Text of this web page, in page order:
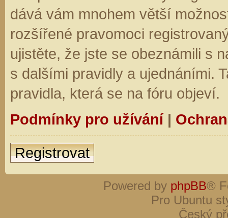
dává vám mnohem větší
rozšířené pravomoci
ujistěte, že jste se obeznámili s
s dalšími pravidly a ujednáními.
pravidla, která se na fóru objeví.
Podmínky pro užívání|
Registrovat
Powered by phpBB®
Pro Ubuntu
Český